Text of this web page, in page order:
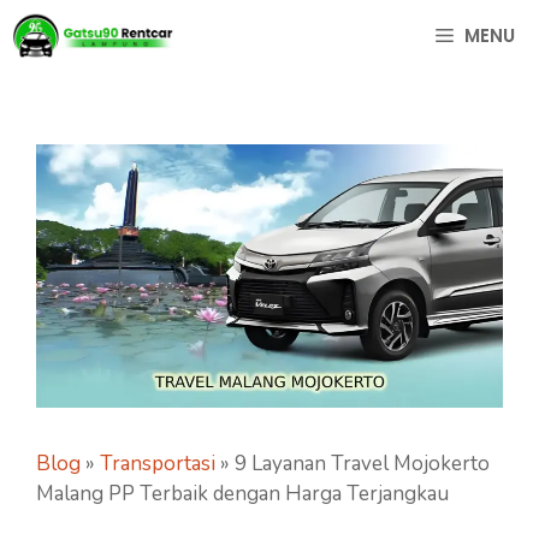
Langsung
ke
MENU
Blog » Transportasi » 9 Layanan Travel Mojokerto
Malang PP Terbaik dengan Harga Terjangkau